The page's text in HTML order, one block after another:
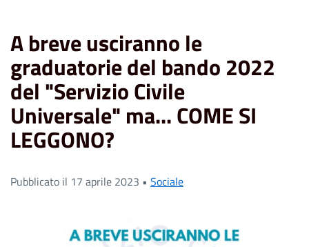
A breve usciranno le
graduatorie del bando 2022
del "Servizio Civile
Universale" ma... COME SI
LEGGONO?
Pubblicato il 17 aprile 2023 • Sociale